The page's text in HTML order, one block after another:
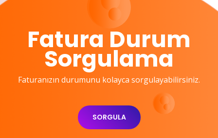
Fatura Durum
Sorgulama
Faturanızın durumunu kolayca sorgulayabilirsiniz.
SORGULA